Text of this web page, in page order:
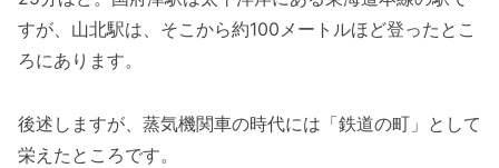
すが、山北駅は、そこから約100メートルほど登ったとこ
ろにあります。
後述しますが、蒸気機関車の時代には「鉄道の町」として
栄えたところです。